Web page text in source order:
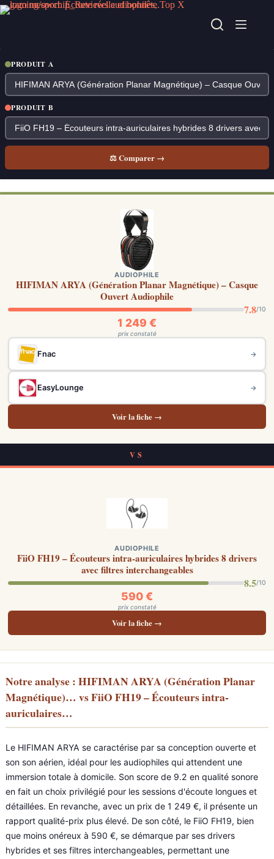
Passer
au
PRODUIT A
PRODUIT B
⚖ Comparer →
AUDIOPHILE
HIFIMAN ARYA (Génération Planar Magnétique) – Casque
Ouvert Audiophile
7.8/10
1 249 €
prix constaté
Fnac →
EasyLounge →
Voir la fiche →
VS
AUDIOPHILE
FiiO FH19 – Écouteurs intra-auriculaires hybrides 8 drivers
avec filtres interchangeables
8.5/10
590 €
prix constaté
Voir la fiche →
Notre analyse : HIFIMAN ARYA (Génération Planar
Magnétique)… vs FiiO FH19 – Écouteurs intra-
auriculaires…
Le HIFIMAN ARYA se caractérise par sa conception ouverte et
son son aérien, idéal pour les audiophiles qui attendent une
immersion totale à domicile. Son score de 9.2 en qualité sonore
en fait un choix privilégié pour les sessions d'écoute longues et
détaillées. En revanche, avec un prix de 1 249 €, il présente un
rapport qualité-prix plus élevé. De son côté, le FiiO FH19, bien
que moins onéreux à 590 €, se démarque par ses drivers
hybrides et ses filtres interchangeables, permettant une